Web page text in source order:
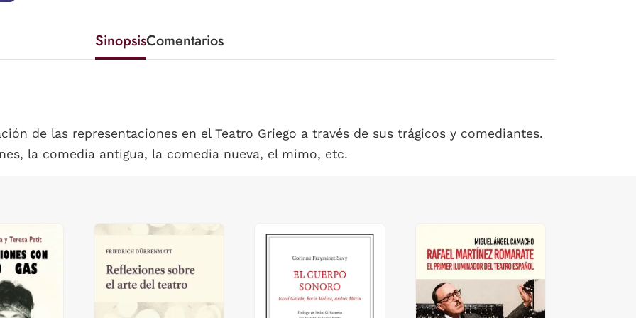
SinopsisComentarios
de las representaciones en el Teatro Griego a través de sus trágicos y comediantes.
la comedia antigua, la comedia nueva, el mimo, etc.